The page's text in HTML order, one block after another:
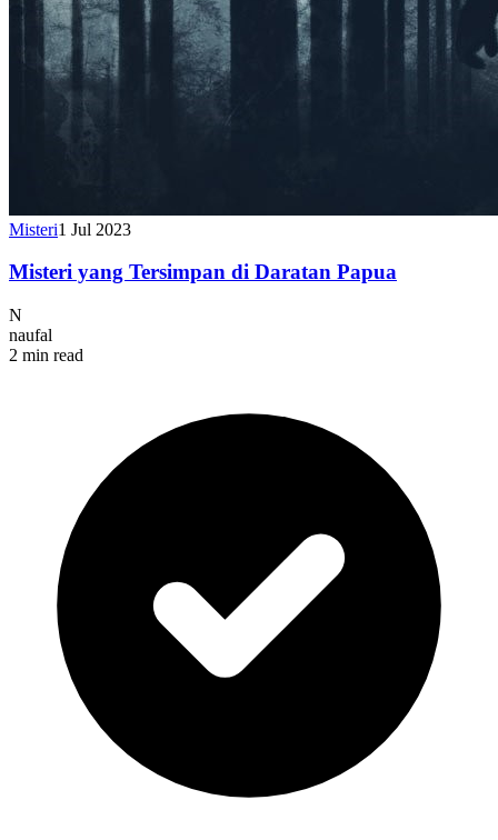
Misteri1 Jul 2023
Misteri yang Tersimpan di Daratan Papua
N
naufal
2 min read